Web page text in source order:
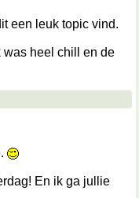
een leuk topic vind.
was heel chill en de
En ik ga jullie